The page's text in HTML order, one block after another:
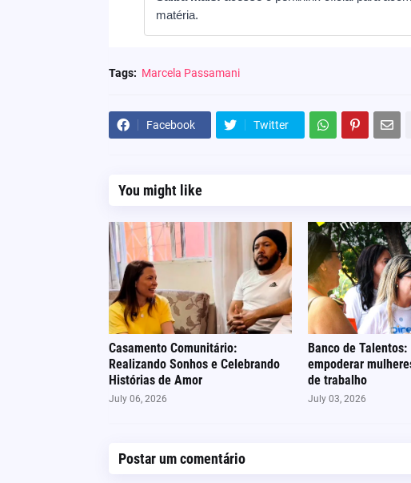
matéria.
Tags: Marcela Passamani
Facebook Twitter
You might like
Casamento Comunitário:
Realizando Sonhos e Celebrando
Histórias de Amor
July 06, 2026
Banco de
empoderar
de trabalho
July 03, 2026
Postar um comentário